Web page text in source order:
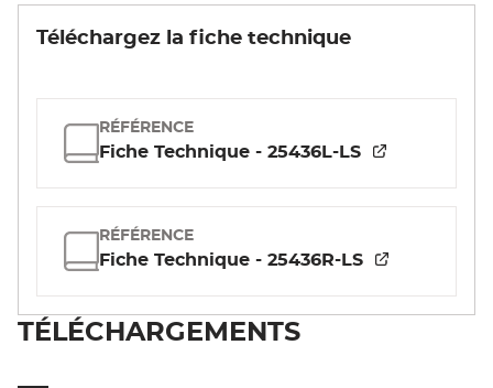
Téléchargez la fiche technique
RÉFÉRENCE
Fiche Technique - 25436L-LS
RÉFÉRENCE
Fiche Technique - 25436R-LS
TÉLÉCHARGEMENTS